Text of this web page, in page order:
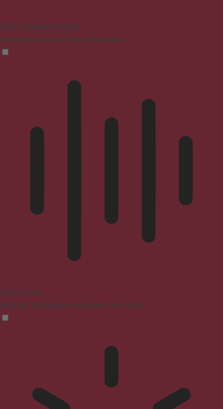
ADHD-freundlicher Modus
Fokussiertes Surfen, ohne Ablenkungen
Blindenmodus
Reduziert Ablenkungen, verbessert den Fokus